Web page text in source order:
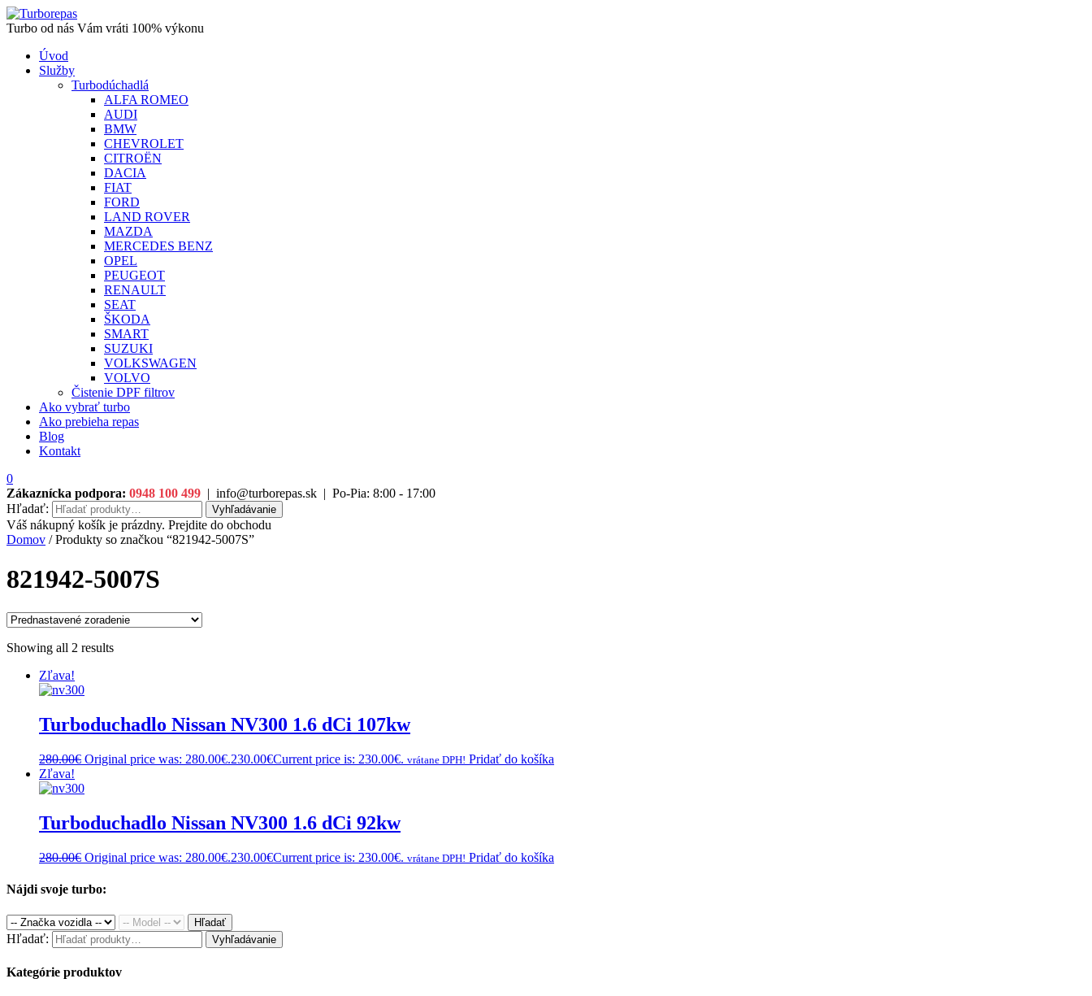
Turbo od nás Vám vráti 100% výkonu
Úvod
Služby
Turbodúchadlá
ALFA ROMEO
AUDI
BMW
CHEVROLET
CITROËN
DACIA
FIAT
FORD
LAND ROVER
MAZDA
MERCEDES BENZ
OPEL
PEUGEOT
RENAULT
SEAT
ŠKODA
SMART
SUZUKI
VOLKSWAGEN
VOLVO
Čistenie DPF filtrov
Ako vybrať turbo
Ako prebieha repas
Blog
Kontakt
0
Zákaznícka podpora: 0948 100 499 | info@turborepas.sk | Po-Pia: 8:00 - 17:00
Hľadať:
Vyhľadávanie
Váš nákupný košík je prázdny. Prejdite do obchodu
Domov / Produkty so značkou “821942-5007S”
821942-5007S
Showing all 2 results
Zľava!
Turboduchadlo Nissan NV300 1.6 dCi 107kw
280.00€ Original price was: 280.00€.230.00€Current price is: 230.00€. vrátane DPH! Pridať do košíka
Zľava!
Turboduchadlo Nissan NV300 1.6 dCi 92kw
280.00€ Original price was: 280.00€.230.00€Current price is: 230.00€. vrátane DPH! Pridať do košíka
Nájdi svoje turbo:
Hľadať
Hľadať: Vyhľadávanie
Kategórie produktov